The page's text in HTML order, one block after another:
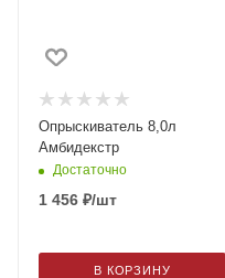
Опрыскиватель 8,0л
Амбидекстр
Достаточно
1 456 ₽/шт
В КОРЗИНУ